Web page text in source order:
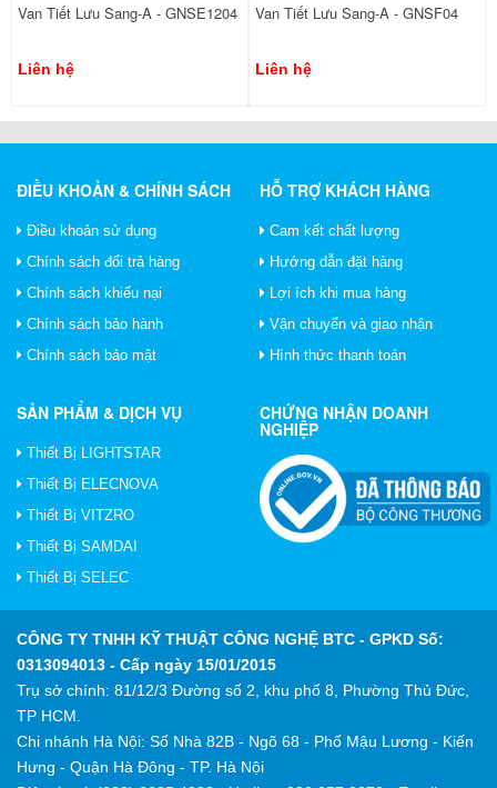
Van Tiết Lưu Sang-A - GNSE1204
Liên hệ
Van Tiết Lưu Sang-A - GNSF04
Liên hệ
ĐIỀU KHOẢN & CHÍNH SÁCH
Điều khoản sử dụng
Chính sách đổi trả hàng
Chính sách khiếu nại
Chính sách bảo hành
Chính sách bảo mật
HỖ TRỢ KHÁCH HÀNG
Cam kết chất lượng
Hướng dẫn đặt hàng
Lợi ích khi mua hàng
Vận chuyển và giao nhận
Hình thức thanh toán
SẢN PHẨM & DỊCH VỤ
Thiết Bị LIGHTSTAR
Thiết Bị ELECNOVA
Thiết Bị VITZRO
Thiết Bị SAMDAI
Thiết Bị SELEC
CHỨNG NHẬN DOANH
NGHIỆP
CÔNG TY TNHH KỸ THUẬT CÔNG NGHỆ BTC - GPKD Số:
0313094013 - Cấp ngày 15/01/2015
Trụ sở chính: 81/12/3 Đường số 2, khu phố 8, Phường Thủ Đức,
TP HCM.
Chi nhánh Hà Nội: Số Nhà 82B - Ngõ 68 - Phố Mậu Lương - Kiến
Hưng - Quận Hà Đông - TP. Hà Nội